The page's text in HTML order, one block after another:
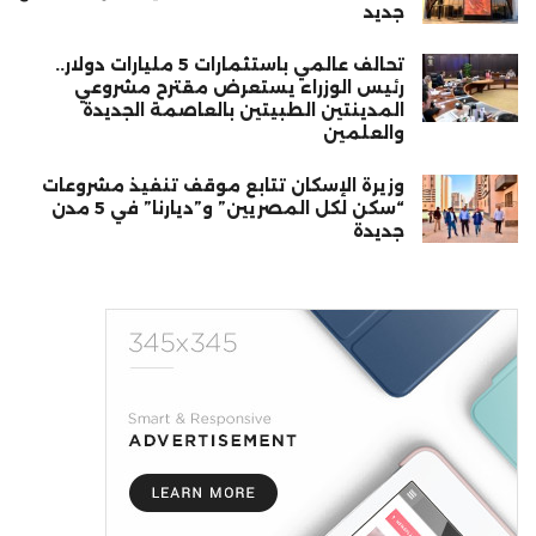
جديد
تحالف عالمي باستثمارات 5 مليارات دولار..
رئيس الوزراء يستعرض مقترح مشروعي
المدينتين الطبيتين بالعاصمة الجديدة
والعلمين
وزيرة الإسكان تتابع موقف تنفيذ مشروعات
“سكن لكل المصريين” و”ديارنا” في 5 مدن
جديدة